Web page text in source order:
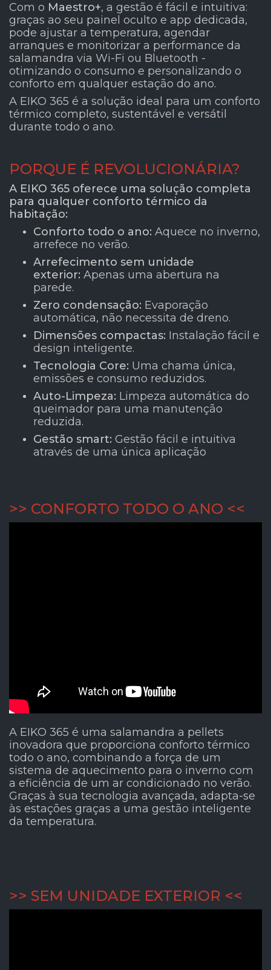
Com o Maestro+, a gestão é fácil e intuitiva:
graças ao seu painel oculto e app dedicada,
pode ajustar a temperatura, agendar
arranques e monitorizar a performance da
salamandra via Wi-Fi ou Bluetooth -
otimizando o consumo e personalizando o
conforto em qualquer estação do ano.
A EIKO 365 é a solução ideal para um conforto
térmico completo, sustentável e versátil
durante todo o ano.
PORQUE É REVOLUCIONÁRIA?
A EIKO 365 oferece uma solução completa
para qualquer conforto térmico da
habitação:
Conforto todo o ano: Aquece no inverno,
arrefece no verão.
Arrefecimento sem unidade
exterior: Apenas uma abertura na
parede.
Zero condensação: Evaporação
automática, não necessita de dreno.
Dimensões compactas: Instalação fácil e
design inteligente.
Tecnologia Core: Uma chama única,
emissões e consumo reduzidos.
Auto-Limpeza: Limpeza automática do
queimador para uma manutenção
reduzida.
Gestão smart: Gestão fácil e intuitiva
através de uma única aplicação
>> CONFORTO TODO O ANO <<
A EIKO 365 é uma salamandra a pellets
inovadora que proporciona conforto térmico
todo o ano, combinando a força de um
sistema de aquecimento para o inverno com
a eficiência de um ar condicionado no verão.
Graças à sua tecnologia avançada, adapta-se
às estações graças a uma gestão inteligente
da temperatura.
>> SEM UNIDADE EXTERIOR <<